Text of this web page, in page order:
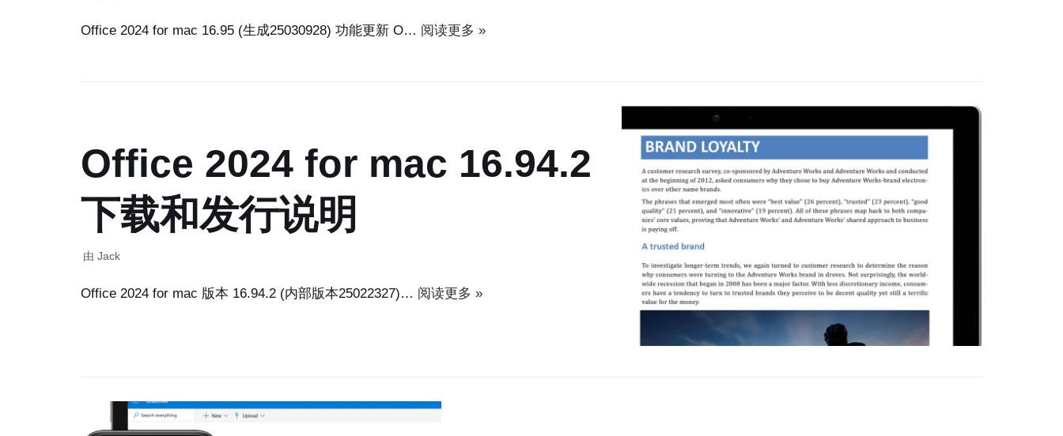
Office 2024 for mac 16.95 (生成25030928) 功能更新 O… 阅读更多 »
Office 2024 for mac 16.94.2
下载和发行说明
由 Jack
Office 2024 for mac 版本 16.94.2 (内部版本25022327)… 阅读更多 »